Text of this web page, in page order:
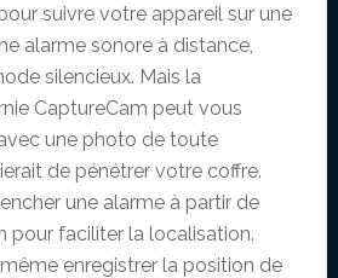
suivre votre appareil sur une
alarme sonore à distance,
silencieux. Mais la
CaptureCam peut vous
une photo de toute
de pénétrer votre coffre.
une alarme à partir de
pour faciliter la localisation.
enregistrer la position de